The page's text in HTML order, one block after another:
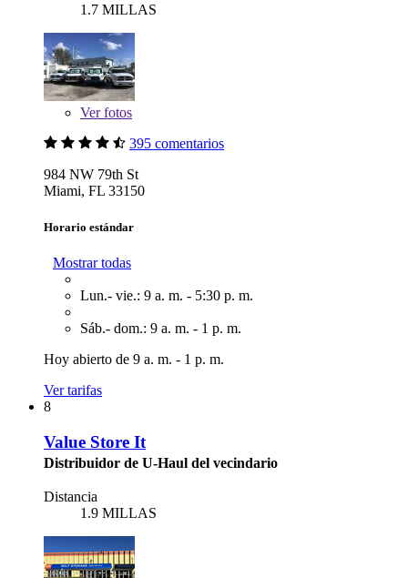
1.7 MILLAS
Verfotos
395 comentarios
984 NW 79th St
Miami, FL 33150
Horario estándar
Mostrar todas
Lun.- vie.: 9 a. m. - 5:30 p. m.
Sáb.- dom.: 9 a. m. - 1 p. m.
Hoy abierto de 9 a. m. - 1 p. m.
Ver tarifas
8
Value Store It
Distribuidor de U-Haul del vecindario
Distancia
1.9 MILLAS